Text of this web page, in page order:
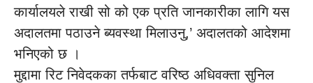
कार्यालयले राखी सो को एक प्रति जानकारीका लागि यस
अदालतमा पठाउने ब्यवस्था मिलाउनु,’ अदालतको आदेशमा
भनिएको छ ।
मुद्दामा रिट निवेदकका तर्फबाट वरिष्ठ अधिवक्ता सुनिल